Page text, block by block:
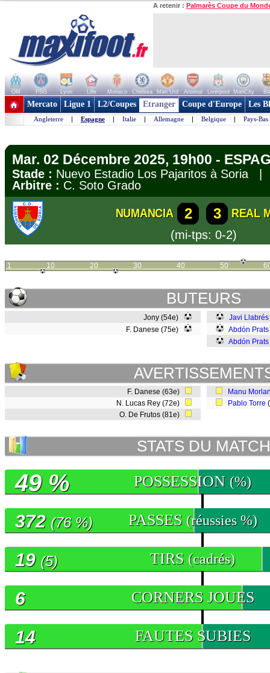
A retenir : Palmarès Coupe du
OM PSG Lyon Lille Monaco Chelsea Man Utd Arsenal Liverpool ManCity
+ de clubs
Mercato Ligue 1 L2/Coupes Etranger Coupe d'Europe Les
Angleterre | Espagne | Italie | Allemagne | Belgique | Pays-Bas
Mar. 02 Décembre 2025, 19h00 -
Stade : Nuevo Estadio Los Pajaritos à Soria
Arbitre : C. Soto Grado
NUMANCIA 2 3
REAL
(mi-tps: 0-2)
1 10 20 30 40 50
BUTEURS
Jony (54e)
F. Danese (75e)
Javi Llabrés
Abdón Prats
Abdón Prats
F. Danese (63e)
N. Lucas Rey (72e)
O. De Frutos (81e)
Manu
Pablo Torre
STATS DU MATCH
POSSESSION (%)
49 %
PASSES (réussies %)
372 (76 %)
TIRS (cadrés)
19 (5)
CORNERS JOUES
6
FAUTES SUBIES
14